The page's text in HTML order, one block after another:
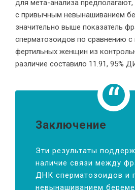
для мета-анализа
с привычным невынашиванием
значительно выше показатель
сперматозоидов по сравнению с
фертильных женщин из
различие составило 11.91, 95%
Заключение
Эти результаты
наличие связи между
ДНК сперматозоидов и
невынашиванием